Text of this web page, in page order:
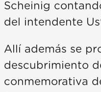
Scheinig
del intendente
Allí además se
descubrimiento
conmemorativa